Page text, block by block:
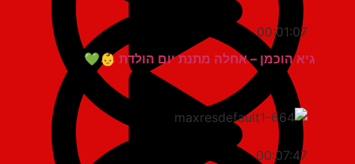
00:01:07
גיא הוכמן – אחלה מתנת יום הולדת 👶💚
00:07:47